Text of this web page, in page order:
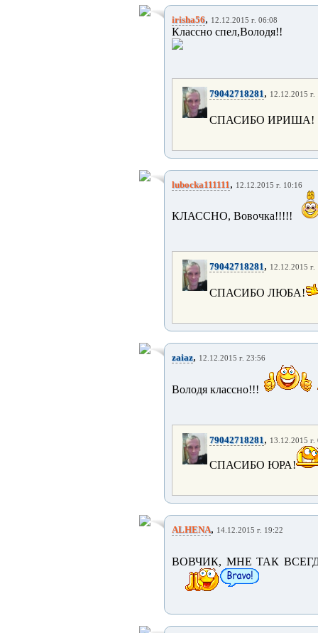
irisha56, 12.12.2015 г. 06:08
Классно спел,Володя!!
79042718281, 12.12.2015 г.
СПАСИБО ИРИША!
lubocka111111, 12.12.2015 г. 10:16
КЛАССНО, Вовочка!!!!!
79042718281, 12.12.2015 г.
СПАСИБО ЛЮБА!
zaiaz, 12.12.2015 г. 23:56
Володя классно!!!
79042718281, 13.12.2015 г.
СПАСИБО ЮРА!
ALHENA, 14.12.2015 г. 19:22
ВОВЧИК, МНЕ ТАК